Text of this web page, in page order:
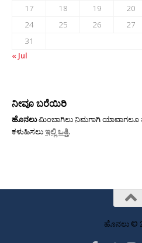
17
18 19 20
24
25 26 27
31
« Jul
ನೀವೂ ಬರೆಯಿರಿ
ಹೊನಲುಮಿಂಬಾಗಿಲು ನಿಮಗಾಗಿ ಯಾವಾಗಲೂ
ಕಳುಹಿಸಲುಇಲ್ಲಿ ಒತ್ತಿ.
ಹೊನಲು ©